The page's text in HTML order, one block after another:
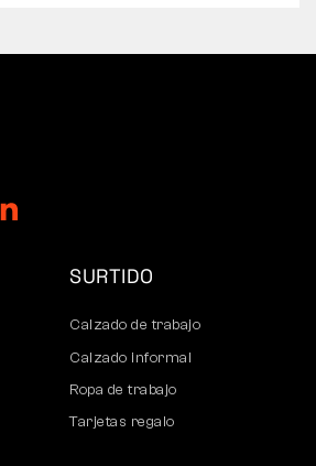
SURTIDO
Calzado de trabajo
Calzado informal
Ropa de trabajo
Tarjetas regalo